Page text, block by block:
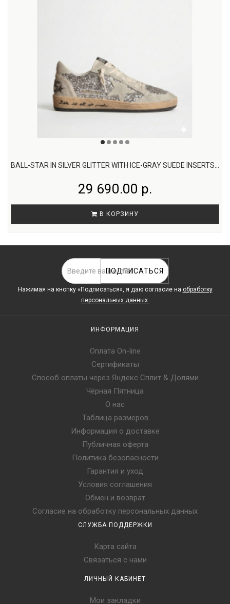
BALL-STAR IN SILVER GLITTER WITH ICE-GRAY SUEDE INSERTS...
29 690.00 р.
В КОРЗИНУ
ПОДПИСАТЬСЯ
Нажимая на кнопку «Подписаться», я даю cогласие на обработку
персональных данных.
ИНФОРМАЦИЯ
Оплата On-line
Сертификаты
Способ оплаты через Яндекс Сплит & Долями
Чёрная Пятница
О нас
Таблица размеров
Информация о доставке
Публичная оферта
Политика безопасности
Гарантия и уход
Условия соглашения
Обмен и возврат
Согласие на обработку персональных данных
СЛУЖБА ПОДДЕРЖКИ
Карта сайта
Связаться с нами
ЛИЧНЫЙ КАБИНЕТ
Мои закладки